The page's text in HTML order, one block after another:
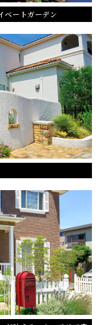
ベートガーデン